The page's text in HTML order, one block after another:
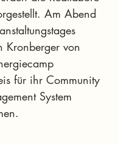
Am Abend
Kronberger von
für ihr Community
System